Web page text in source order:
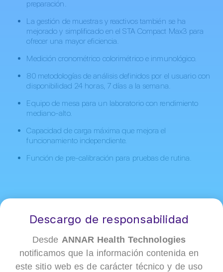
preparación.
La gestión de muestras y reactivos también se ha
mejorado y simplificado en el STA Compact Max3 para
ofrecer una mayor eficiencia.
Medición cronométrico colorimétrico e inmunológico.
80 metodologías de análisis definidos por el usuario con
disponibilidad 24 horas, 7 días a la semana.
Equipo de mesa para un laboratorio con rendimiento
mediano-alto.
Capacidad de carga máxima que mejora el
funcionamiento independiente.
Función de pre-calibración para pruebas de rutina.
STA Compact Max 3: inteligencia y
exactitud en cada resultado
Descargo de responsabilidad
Desde ANNAR Health Technologies
notificamos que la información contenida en
este sitio web es de carácter técnico y de uso